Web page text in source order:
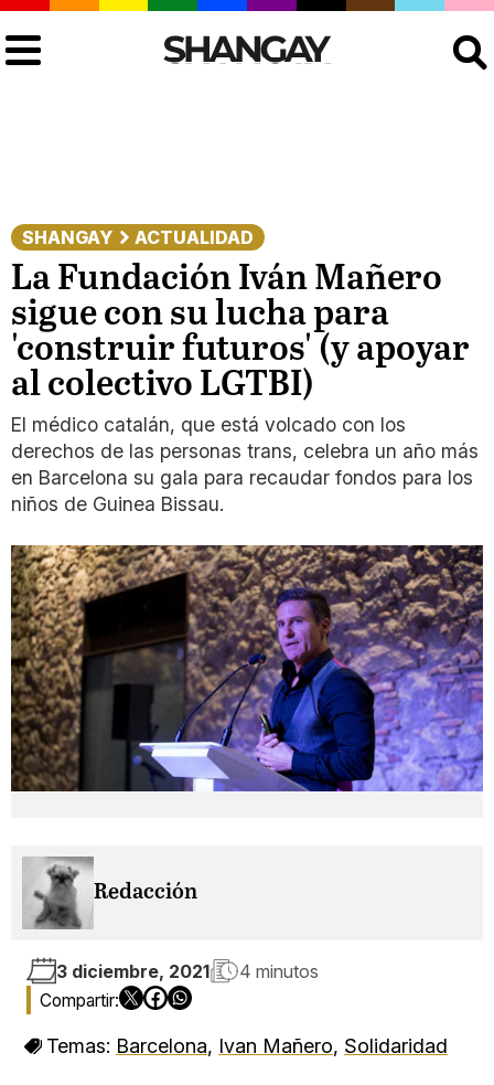
SHANGAY ACTUALIDAD
La Fundación Iván Mañero
sigue con su lucha para
'construir futuros' (y apoyar
al colectivo LGTBI)
El médico catalán, que está volcado con los
derechos de las personas trans, celebra un año más
en Barcelona su gala para recaudar fondos para los
niños de Guinea Bissau.
Redacción
3 diciembre, 2021 4 minutos
Temas: Barcelona, Ivan Mañero, Solidaridad